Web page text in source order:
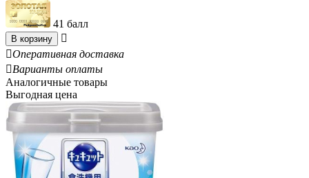
41 балл
В корзину

Оперативная доставка
Варианты оплаты
Аналогичные товары
Выгодная цена